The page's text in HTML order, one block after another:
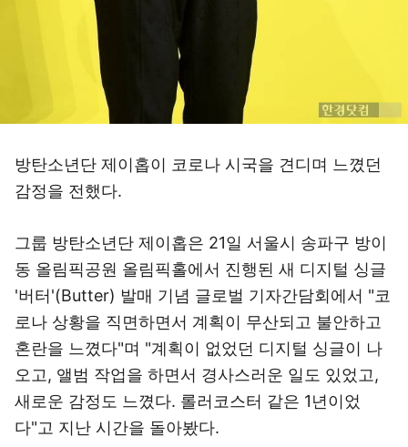
방탄소년단 제이홉이 코로나 시국을 견디며 느꼈던
감정을 전했다.
그룹 방탄소년단 제이홉은 21일 서울시 송파구 방이
동 올림픽공원 올림픽홀에서 진행된 새 디지털 싱글
'버터'(Butter) 발매 기념 글로벌 기자간담회에서 "코
로나 상황을 직면하면서 계획이 무산되고 불안하고
혼란을 느꼈다"며 "계획이 없었던 디지털 싱글이 나
오고, 앨범 작업을 하면서 경사스러운 일도 있었고,
새로운 감정도 느꼈다. 롤러코스터 같은 1년이었
다"고 지난 시간을 돌아봤다.